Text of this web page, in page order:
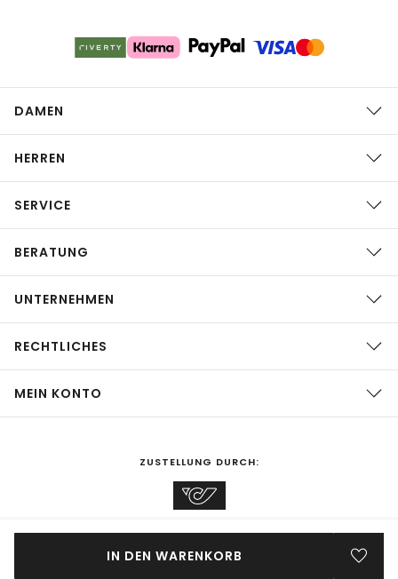
IN DEN WARENKORB
DAMEN
HERREN
SERVICE
BERATUNG
UNTERNEHMEN
RECHTLICHES
MEIN KONTO
ZUSTELLUNG DURCH: